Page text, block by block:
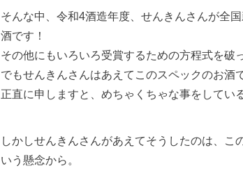
そんな中、令和4酒造年度、せんきんさんが全
酒です！
その他にもいろいろ受賞するための方程式を破
でもせんきんさんはあえてこのスペックのお酒
正直に申しますと、めちゃくちゃな事をしてい
しかしせんきんさんがあえてそうしたのは、
いう懸念から。